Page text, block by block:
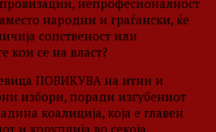
непрофесионалност
народни и граѓански, ќе
сопственост или
кои се на власт?
ПОВИКУВА на итни и
избори, поради изгубениот
коалиција, која е главен